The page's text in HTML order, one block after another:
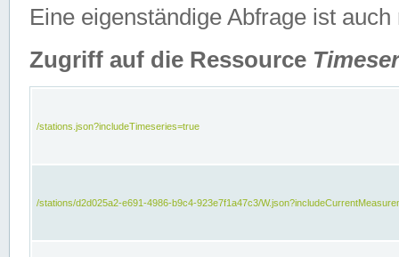
Eine eigenständige Abfrage ist auch
Zugriff auf die Ressource
/stations.json?includeTimeseries=true
/stations/d2d025a2-e691-4986-b9c4-923e7f1a47c3/